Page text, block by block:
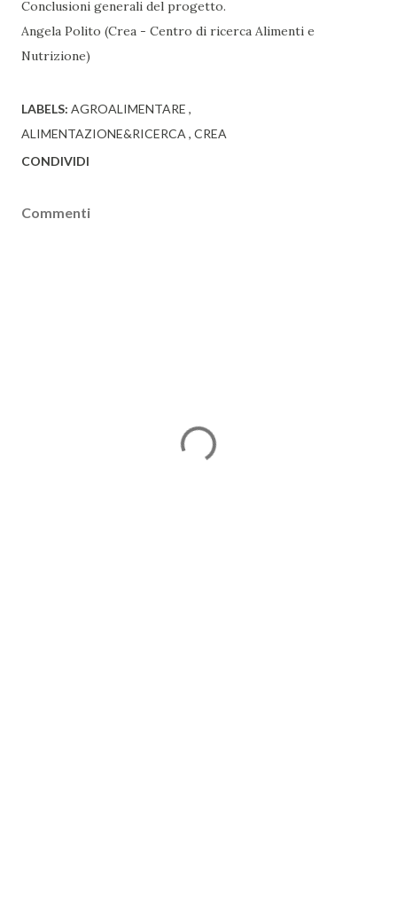
Conclusioni generali del progetto.
Angela Polito (Crea - Centro di ricerca Alimenti e
Nutrizione)
LABELS: AGROALIMENTARE
ALIMENTAZIONE&RICERCA CREA
CONDIVIDI
Commenti